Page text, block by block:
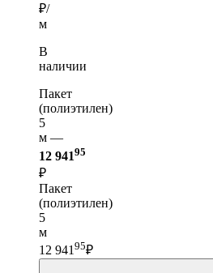
₽/
м
В
наличии
Пакет
(полиэтилен)
5
м —
12 94195
₽
Пакет
(полиэтилен)
5
м
12 941 95₽